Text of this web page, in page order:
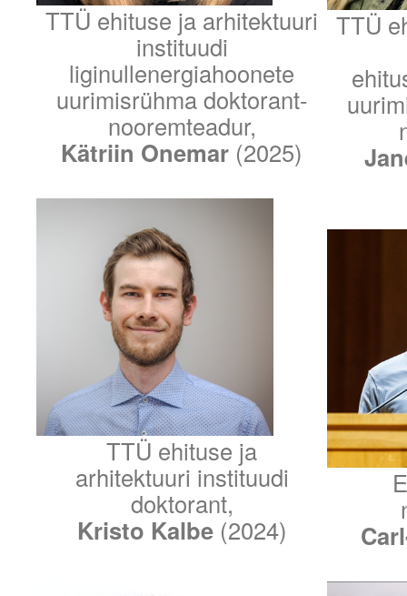
TTÜ ehituse ja arhitektuuri
instituudi
liginullenergiahoonete
uurimisrühma doktorant-
nooremteadur,
Kätriin Onemar (2025)
TTÜ ehituse ja
arhitektuuri instituudi
doktorant,
Kristo Kalbe(2024)
TTÜ